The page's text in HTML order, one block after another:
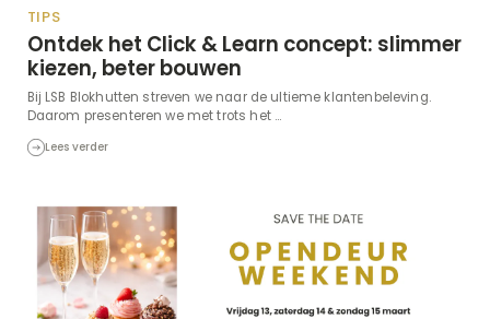
TIPS
Ontdek het Click & Learn concept: slimmer
kiezen, beter bouwen
Bij LSB Blokhutten streven we naar de ultieme klantenbeleving.
Daarom presenteren we met trots het ...
Lees verder